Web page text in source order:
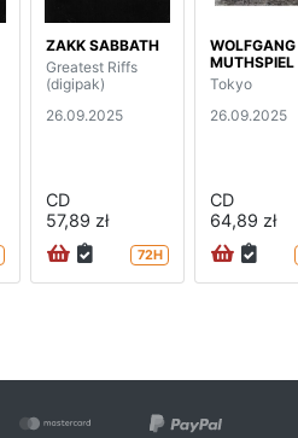
ZAKK SABBATH
Greatest Riffs
(digipak)
26.09.2025
CD
57,89 zł
72H
WOLFGANG
MUTHSPIEL
Tokyo
26.09.2025
CD
64,89 zł